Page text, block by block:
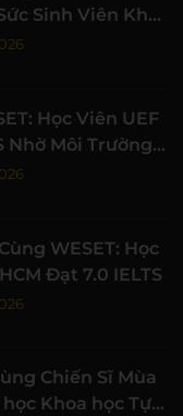
Sinh Viên Khởi
Học Viên UEF
Nhờ Môi Trường
Lượng
WESET: Học
Đạt 7.0 IELTS
Chiến Sĩ Mùa
Khoa học Tự